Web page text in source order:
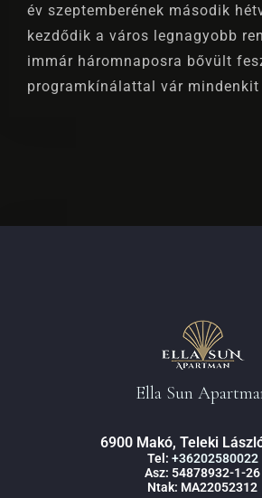
év szeptemberének második
kezdődik a város legnagyobb
immár háromnaposra bővült
programkínálattal vár
Ella Sun
6900 Makó, Teleki
Tel: +36202580022
Asz: 54878932-1-26
Ntak: MA22052312